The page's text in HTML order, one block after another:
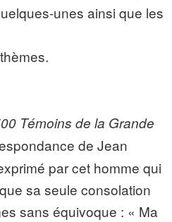
unes ainsi que les
Témoins de la Grande
de Jean
par cet homme qui
sa seule consolation
sans équivoque : « Ma